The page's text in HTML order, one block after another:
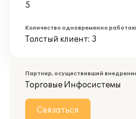
5
Количество одновременно
Толстый клиент: 3
Партнер, осуществивший
Торговые Инфосистемы
Связаться